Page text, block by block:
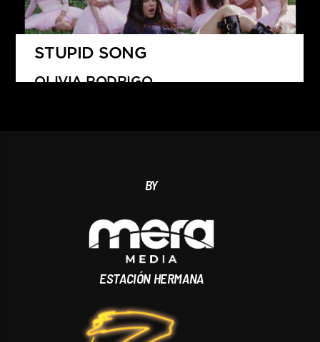
STUPID SONG
OLIVIA RODRIGO
BY
ESTACIÓN HERMANA